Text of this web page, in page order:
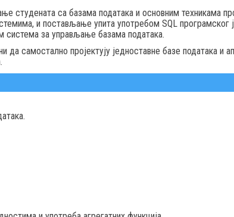
студената са базама података и основним техникама
и постављање упита употребом SQL програмског
система за управљање базама података.
самостално пројектују једноставне базе података и